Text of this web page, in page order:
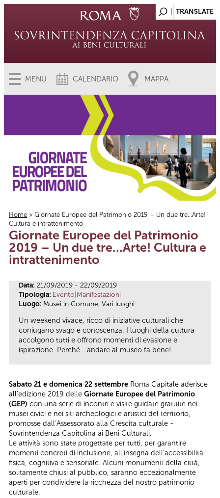
MENU CALENDARIO MAPPA
Tu sei qui
Home » Giornate Europee del Patrimonio 2019 – Un due tre…Arte!
Cultura e intrattenimento
Giornate Europee del Patrimonio
2019 – Un due tre…Arte! Cultura e
intrattenimento
Data: 21/09/2019 - 22/09/2019
Tipologia: Evento|Manifestazioni
Luogo: Musei in Comune, Vari luoghi
Un weekend vivace, ricco di iniziative culturali che
coniugano svago e conoscenza. I luoghi della cultura
accolgono tutti e offrono momenti di evasione e
ispirazione. Perché… andare al museo fa bene!
Sabato 21 e domenica 22 settembre Roma Capitale aderisce
all’edizione 2019 delle Giornate Europee del Patrimonio
(GEP) con una serie di incontri e visite guidate gratuite nei
musei civici e nei siti archeologici e artistici del territorio,
promosse dall’Assessorato alla Crescita culturale -
Sovrintendenza Capitolina ai Beni Culturali.
Le attività sono state progettate per tutti, per garantire
momenti concreti di inclusione, all’insegna dell’accessibilità
fisica, cognitiva e sensoriale. Alcuni monumenti della città,
solitamente chiusi al pubblico, saranno eccezionalmente
aperti per condividere la ricchezza del nostro patrimonio
culturale.